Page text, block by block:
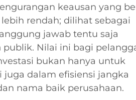
keausan yang
rendah; dilihat sebagai
jawab tentu saja
Nilai ini bagi
bukan hanya untuk
dalam efisiensi jangka
nama baik perusahaan.